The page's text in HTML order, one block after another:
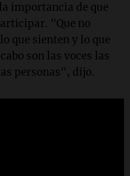
importancia de que
"Que no
que sienten y lo que
son las voces las
personas", dijo.